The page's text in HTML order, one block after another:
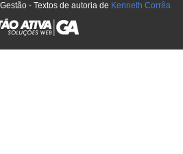
- Textos de autoria de Kenneth Corrêa